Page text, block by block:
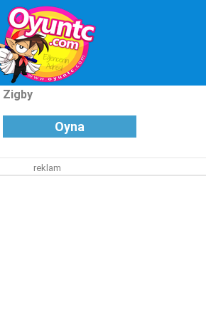
Zigby
Oyna
reklam